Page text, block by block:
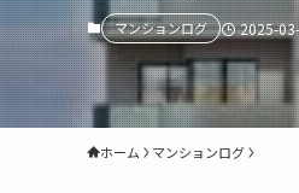
マンションログ 2025-
ホーム マンションログ